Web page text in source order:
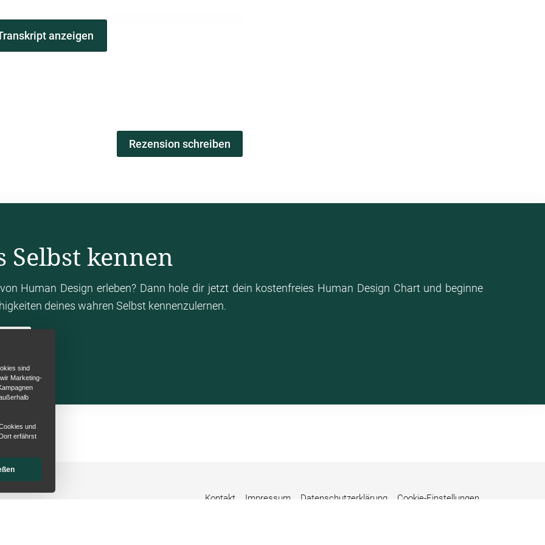
sind
Marketing-
und
erfährst
zu erleben, zu verkörpern und wirklich
Erfahrungsberichte von Anwendern, die mitten in
und da abholen können, wo wir noch ganz
00:01:21
ein, diesen Podcast zu abonnieren und dir dann
Power von Humandesign zu
uns auf dich.
anzeigen
Rezension schreiben
kennen
Human Design erleben? Dann hole dir jetzt dein kostenfreies Human Design Chart und beginne
deines wahren Selbst kennenzulernen.
Kontakt Impressum Datenschutzerklärung Cookie-Einstellungen